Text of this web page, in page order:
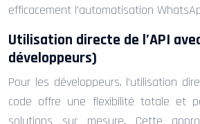
efficacement l’automatisation
Utilisation directe de l’API
développeurs)
Pour les développeurs, l’utilisation
code offre une flexibilité totale et